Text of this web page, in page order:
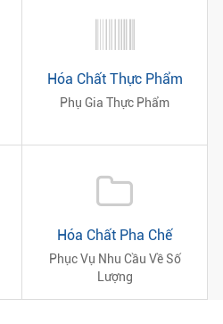
Hóa Chất Thực Phẩm
Phụ Gia Thực Phẩm
Hóa Chất Pha Chế
Phục Vụ Nhu Cầu Về Số
Lượng